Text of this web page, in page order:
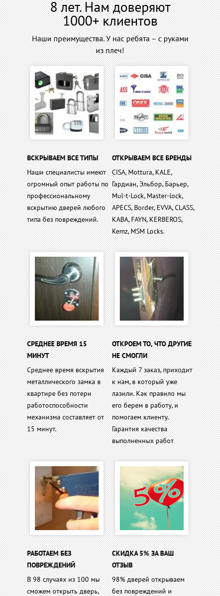
8 лет. Нам доверяют
1000+ клиентов
Наши преимущества. У нас ребята – с руками
из плеч!
ВСКРЫВАЕМ ВСЕ ТИПЫ
Наши специалисты имеют
огромный опыт работы по
профессиональному
вскрытию дверей любого
типа без повреждений.
ОТКРЫВАЕМ ВСЕ БРЕНДЫ
CISA, Mottura, KALE,
Гардиан, Эльбор, Барьер,
Mul-t-Lock, Master-lock,
APECS, Border, EVVA, CLASS,
KABA, FAYN, KERBEROS,
Kemz, MSM Locks.
СРЕДНЕЕ ВРЕМЯ 15
МИНУТ
Среднее время вскрытия
металлического замка в
квартире без потери
работоспособности
механизма составляет от
15 минут.
ОТКРОЕМ ТО, ЧТО ДРУГИЕ
НЕ СМОГЛИ
Каждый 7 заказ, приходит
к нам, в который уже
лазили. Как правило мы
его берем в работу, и
помогаем клиенту.
Гарантия качества
выполненных работ
РАБОТАЕМ БЕЗ
ПОВРЕЖДЕНИЙ
В 98 случаях из 100 мы
сможем открыть дверь,
СКИДКА 5% ЗА ВАШ
ОТЗЫВ
98% дверей открываем
без повреждений и